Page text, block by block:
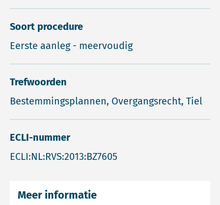
Soort procedure
Eerste aanleg - meervoudig
Trefwoorden
Bestemmingsplannen, Overgangsrecht, Tiel
ECLI-nummer
ECLI:NL:RVS:2013:BZ7605
Meer informatie